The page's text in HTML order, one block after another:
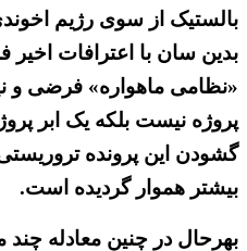
بالستیک از سوی رژیم
بدین سان با اعترافات اخیر
«نظامی ماهواره» فرضی و
پروژه نیست بلکه یک ابر
گشودن این پرونده
بیشتر هموار گردیده است.
بهرحال در چنین معادله چند